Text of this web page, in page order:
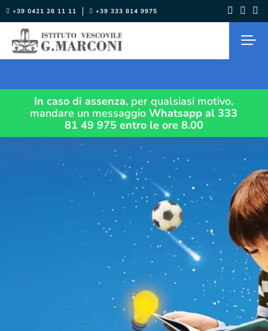
Salta
al
contenuto
+39 0421 28 11 11 +39 333 814 9975
In caso di assenza, per qualsiasi motivo,
mandare un messaggioWhatsapp al 333
81 49 975 entro le ore 8.00